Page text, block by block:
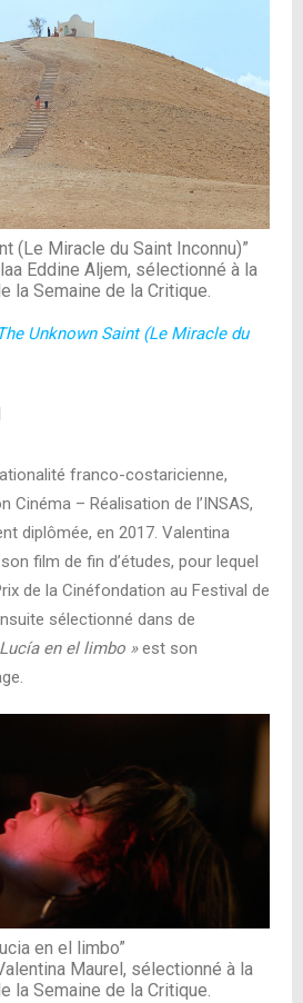
(Le Miracle du Saint Inconnu)”
Eddine Aljem, sélectionné à la
la Semaine de la Critique.
Unknown Saint (Le Miracle du
franco-costaricienne,
Cinéma – Réalisation de l’INSAS,
diplômée, en 2017. Valentina
film de fin d’études, pour lequel
de la Cinéfondation au Festival de
sélectionné dans de
en el limbo »est son
en el limbo”
Maurel, sélectionné à la
la Semaine de la Critique.